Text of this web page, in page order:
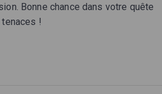
Bonne chance dans votre quête
!